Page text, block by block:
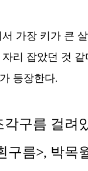
가장 키가 큰
리 잡았던 것
등장한다.
각구름 걸려
구름>, 박목